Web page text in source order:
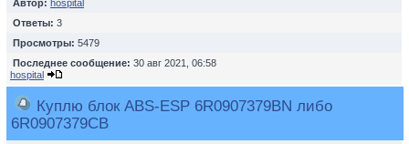
Автор: hospital
Ответы: 3
Просмотры: 5479
Последнее сообщение: 30 авг 2021, 06:58
hospital
Куплю блок ABS-ESP 6R0907379BN либо
6R0907379CB